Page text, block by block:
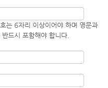
는 6자리 이상이어야 하며 영문과
반드시 포함해야 합니다.